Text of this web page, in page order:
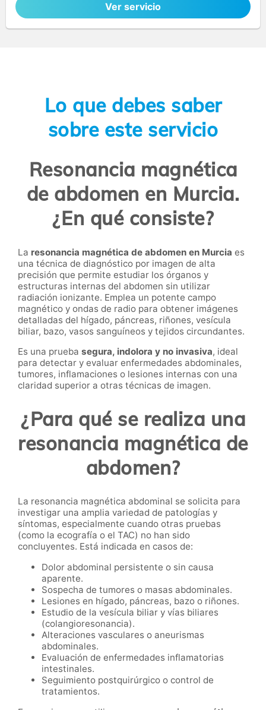
Ver servicio
Lo que debes saber
sobre este servicio
Resonancia magnética
de abdomen en Murcia.
¿En qué consiste?
La resonancia magnética de abdomen en Murcia es
una técnica de diagnóstico por imagen de alta
precisión que permite estudiar los órganos y
estructuras internas del abdomen sin utilizar
radiación ionizante. Emplea un potente campo
magnético y ondas de radio para obtener imágenes
detalladas del hígado, páncreas, riñones, vesícula
biliar, bazo, vasos sanguíneos y tejidos circundantes.
Es una prueba segura, indolora y no invasiva, ideal
para detectar y evaluar enfermedades abdominales,
tumores, inflamaciones o lesiones internas con una
claridad superior a otras técnicas de imagen.
¿Para qué se realiza una
resonancia magnética de
abdomen?
La resonancia magnética abdominal se solicita para
investigar una amplia variedad de patologías y
síntomas, especialmente cuando otras pruebas
(como la ecografía o el TAC) no han sido
concluyentes. Está indicada en casos de:
Dolor abdominal persistente o sin causa
aparente.
Sospecha de tumores o masas abdominales.
Lesiones en hígado, páncreas, bazo o riñones.
Estudio de la vesícula biliar y vías biliares
(colangioresonancia).
Alteraciones vasculares o aneurismas
abdominales.
Evaluación de enfermedades inflamatorias
intestinales.
Seguimiento postquirúrgico o control de
tratamientos.